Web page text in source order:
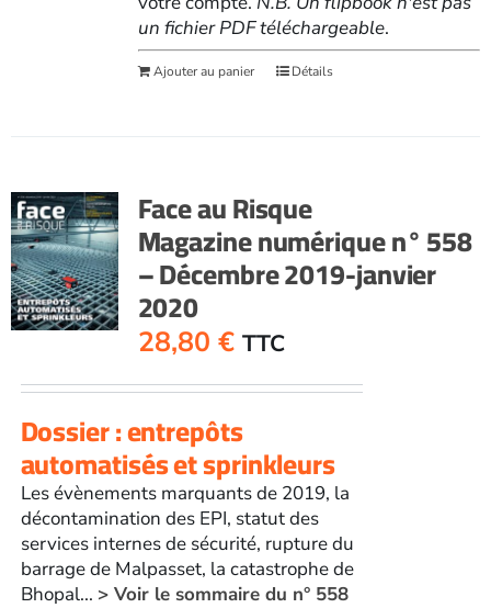
un fichier PDF téléchargeable.
Ajouter au panier Détails
Face au Risque
Magazine numérique n° 558
– Décembre 2019-janvier
2020
28,80 € TTC
Dossier : entrepôts
automatisés et sprinkleurs
Les évènements marquants de 2019, la
décontamination des EPI, statut des
services internes de sécurité, rupture du
barrage de Malpasset, la catastrophe de
Bhopal... > Voir le sommaire du n° 558